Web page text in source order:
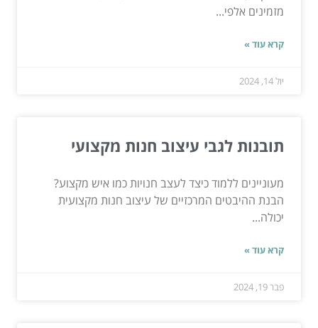
מזמינים אלפי...
קרא עוד »
יול 14, 2024
תובנות לגבי עיצוב חנות מקצועי
מעוניינים ללמוד כיצד לעצב חנויות כמו איש מקצוע?
הבנת ההיבטים המרכזיים של עיצוב חנות מקצועית
יכולה...
קרא עוד »
פבר 19, 2024